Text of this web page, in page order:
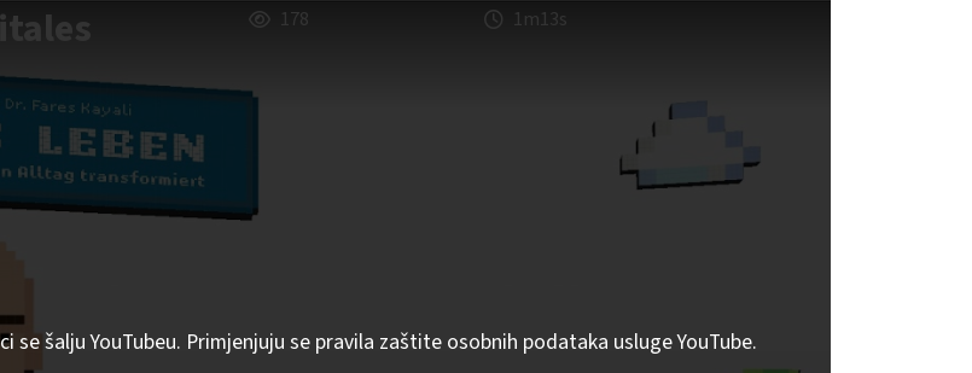
178 1m13s
se šalju YouTubeu. Primjenjuju se pravila zaštite osobnih podataka usluge YouTube.